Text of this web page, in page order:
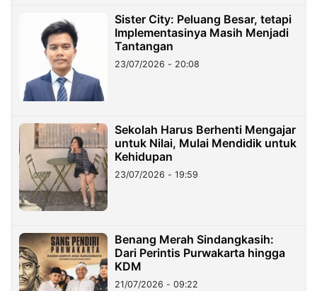
Sister City: Peluang Besar, tetapi
Implementasinya Masih Menjadi
Tantangan
23/07/2026 - 20:08
Sekolah Harus Berhenti Mengajar
untuk Nilai, Mulai Mendidik untuk
Kehidupan
23/07/2026 - 19:59
Benang Merah Sindangkasih:
Dari Perintis Purwakarta hingga
KDM
21/07/2026 - 09:22